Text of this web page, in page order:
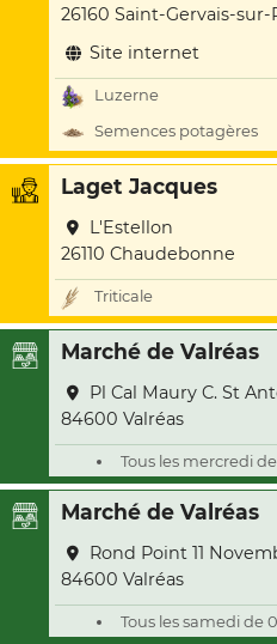
26160 Saint-Gervais-
Site internet
Luzerne
Semences potagères
Laget Jacques
L'Estellon
26110 Chaudebonne
Triticale
Marché de Valréas
Pl Cal Maury C. St
84600 Valréas
Tous les mercredi
Marché de Valréas
Rond Point 11
84600 Valréas
Tous les samedi de